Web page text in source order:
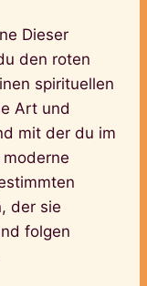
Dieser
den roten
spirituellen
Art und
mit der du im
der sie
folgen